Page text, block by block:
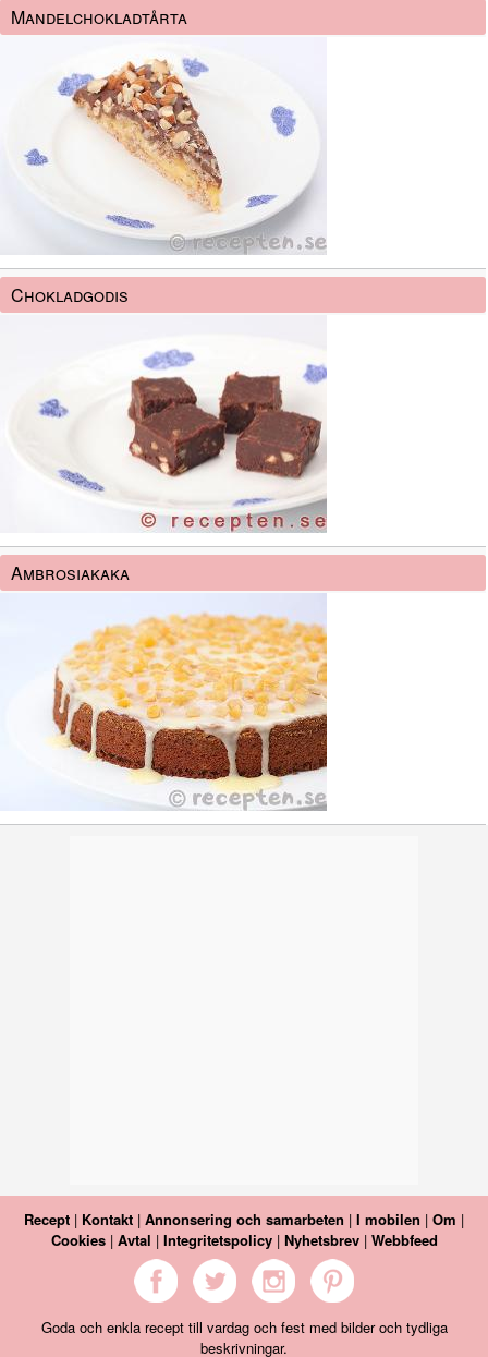
Mandelchokladtårta
Chokladgodis
Ambrosiakaka
Recept | Kontakt | Annonsering och samarbeten | I mobilen | Om |
Cookies| Avtal | Integritetspolicy| Nyhetsbrev| Webbfeed
Goda och enkla recept till vardag och fest med bilder och tydliga
beskrivningar.